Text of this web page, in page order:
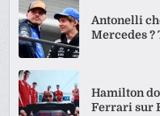
Antonelli
Mercedes ?
Hamilton
Ferrari sur